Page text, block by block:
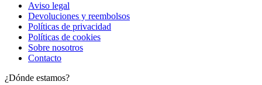
Aviso legal
Devoluciones y reembolsos
Políticas de privacidad
Políticas de cookies
Sobre nosotros
Contacto
¿Dónde estamos?